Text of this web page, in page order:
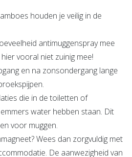
houden je veilig in de
antimuggenspray mee
vooral niet zuinig mee!
en na zonsondergang lange
die in de toiletten of
water hebben staan. Dit
voor muggen.
Wees dan zorgvuldig met
De aanwezigheid van